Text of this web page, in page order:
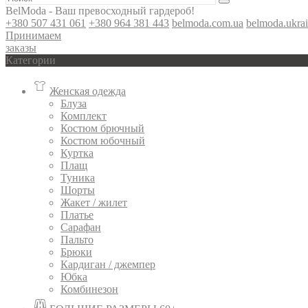
BelModa - Ваш превосходный гардероб!
+380 507 431 061 +380 964 381 443 belmoda.com.ua
Принимаем
заказы
Категории
Женская одежда
Блуза
Комплект
Костюм брючный
Костюм юбочный
Куртка
Плащ
Туника
Шорты
Жакет / жилет
Платье
Сарафан
Пальто
Брюки
Кардиган / джемпер
Юбка
Комбинезон